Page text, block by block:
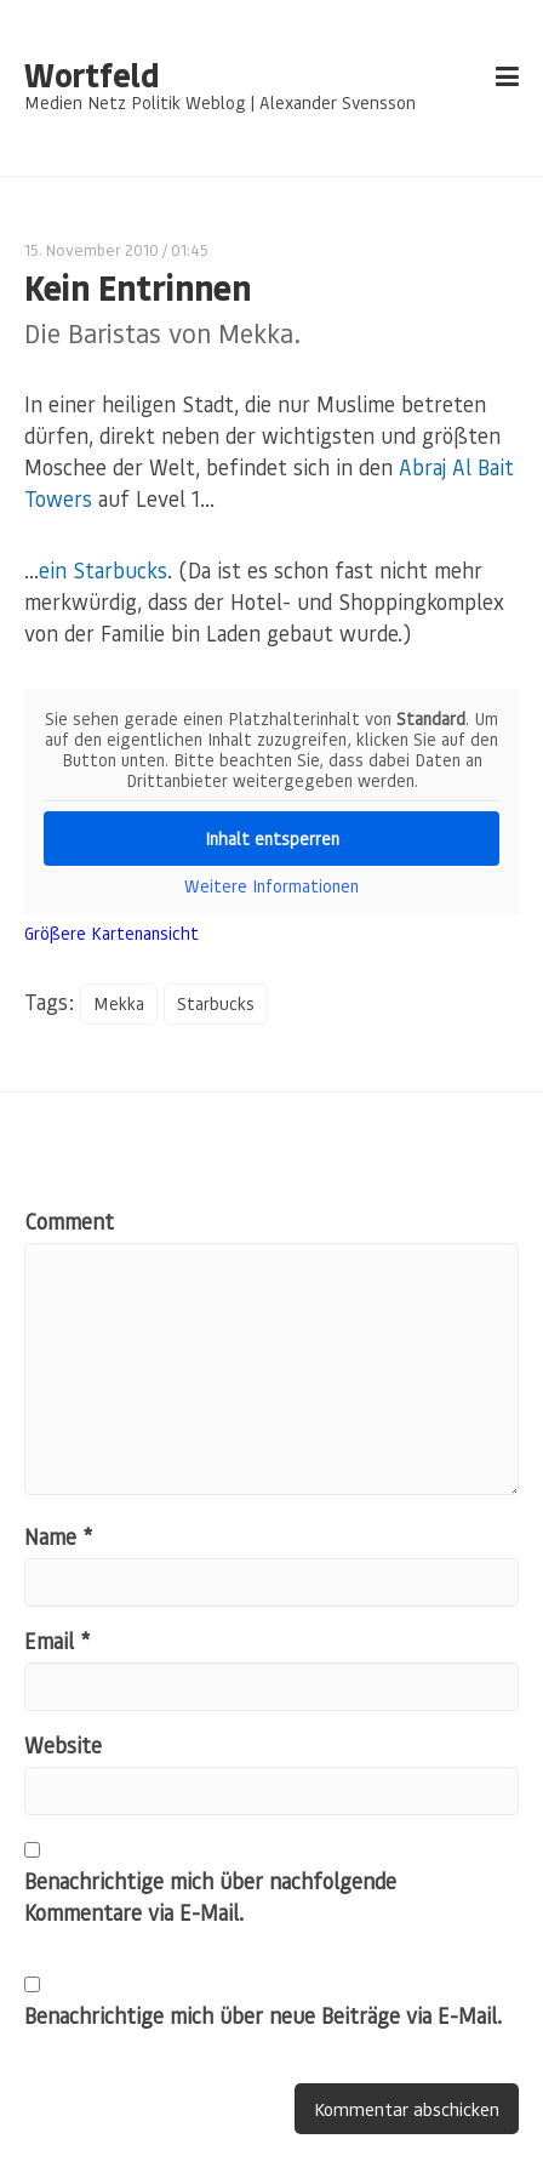
Wortfeld
Medien Netz Politik Weblog | Alexander Svensson
15. November 2010 / 01:45
Kein Entrinnen
Die Baristas von Mekka.
In einer heiligen Stadt, die nur Muslime betreten
dürfen, direkt neben der wichtigsten und größten
Moschee der Welt, befindet sich in den Abraj Al Bait
Towers auf Level 1…
…ein Starbucks. (Da ist es schon fast nicht mehr
merkwürdig, dass der Hotel- und Shoppingkomplex
von der Familie bin Laden gebaut wurde.)
Sie sehen gerade einen Platzhalterinhalt von Standard. Um
auf den eigentlichen Inhalt zuzugreifen, klicken Sie auf den
Button unten. Bitte beachten Sie, dass dabei Daten an
Drittanbieter weitergegeben werden.
Inhalt entsperren
Weitere Informationen
Größere Kartenansicht
Tags: Mekka Starbucks
Comment
Name *
Email *
Website
Benachrichtige mich über nachfolgende
Kommentare via E-Mail.
Benachrichtige mich über neue Beiträge via E-Mail.